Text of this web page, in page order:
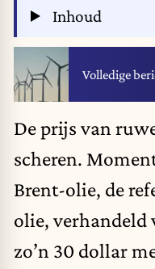
Inhoud
Volledige
De prijs van
scheren.
Brent-olie, de
olie, verhandeld
zo’n 30 dollar